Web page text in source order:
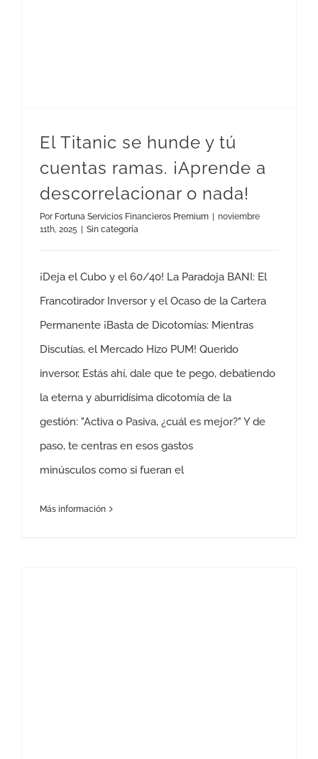
El Titanic se hunde y tú
cuentas ramas. ¡Aprende a
descorrelacionar o nada!
Por Fortuna Servicios Financieros Premium
noviembre
11th, 2025
Sin categoría
¡Deja el Cubo y el 60/40! La Paradoja BANI: El
Francotirador Inversor y el Ocaso de la Cartera
Permanente ¡Basta de Dicotomías: Mientras
Discutías, el Mercado Hizo PUM! Querido
inversor, Estás ahí, dale que te pego, debatiendo
la eterna y aburridísima dicotomía de la
gestión: "Activa o Pasiva, ¿cuál es mejor?" Y de
paso, te centras en esos gastos
minúsculos como si fueran el
Más información